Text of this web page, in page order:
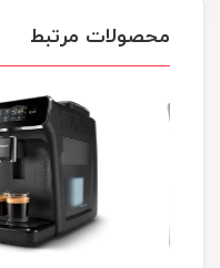
محصولات مرتبط